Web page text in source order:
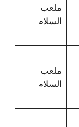
ملعب
السلام
ملعب
السلام